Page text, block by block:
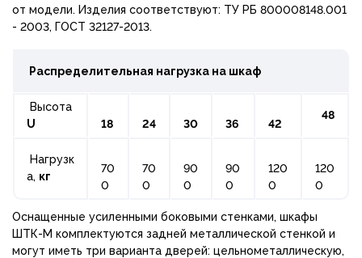
от модели. Изделия соответствуют: ТУ РБ 800008148.001
- 2003, ГОСТ 32127-2013.
Распределительная нагрузка на шкаф
Высота
U
18 24 30 36 42
48
Нагрузк
а, кг
70
0
70
0
90
0
90
0
120
0
120
0
Оснащенные усиленными боковыми стенками, шкафы
ШТК-М комплектуются задней металлической стенкой и
могут иметь три варианта дверей: цельнометаллическую,